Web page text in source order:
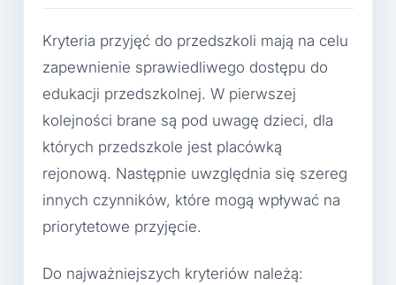
Kryteria przyjęć do przedszkoli mają na celu
zapewnienie sprawiedliwego dostępu do
edukacji przedszkolnej. W pierwszej
kolejności brane są pod uwagę dzieci, dla
których przedszkole jest placówką
rejonową. Następnie uwzględnia się szereg
innych czynników, które mogą wpływać na
priorytetowe przyjęcie.
Do najważniejszych kryteriów należą: